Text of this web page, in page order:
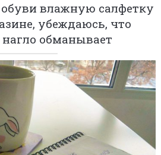
влажную салфетку
убеждаюсь, что
обманывает